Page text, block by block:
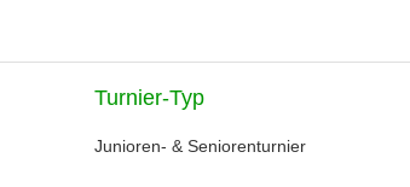
Turnier-Typ
Junioren- & Seniorenturnier